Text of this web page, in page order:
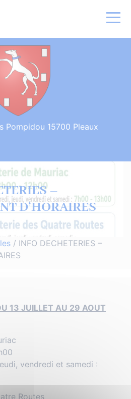
Pompidou 15700 Pleaux
–
D’HORAIRES
/ INFO DECHETERIES –
13 JUILLET AU 29 AOUT
vendredi et samedi :
Routes